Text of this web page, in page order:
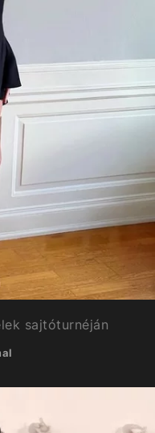
sajtóturnéján